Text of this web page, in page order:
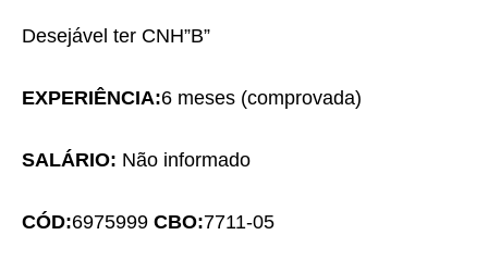
Desejável ter CNH”B”
EXPERIÊNCIA:6 meses (comprovada)
SALÁRIO: Não informado
CÓD:6975999 CBO:7711-05